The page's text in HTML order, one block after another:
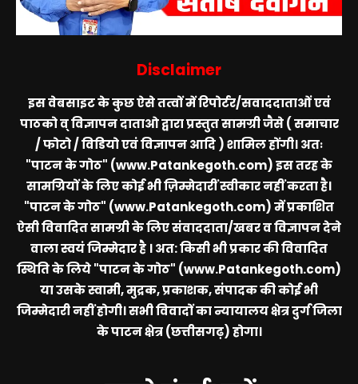
Disclaimer
इस वेबसाइट के कुछ ऐसे तत्वों में रिपोर्टर/सवाददाताओं एवं
पाठको व् विज्ञापन दाताओ द्वारा प्रस्तुत सामग्री जैसे ( समाचार
/ फोटो / विडियो एवं विज्ञापन आदि ) शामिल होंगी। अतः
"पाटन के गोठ" (www.Patankegoth.com)इस तरह के
सामग्रियों के लिए कोई भी ज़िम्मेदारीं स्वीकार नहीं करता है।
"पाटन के गोठ" (www.Patankegoth.com)में प्रकाशित
ऐसी विवादित सामग्री के लिए संवाददाता/खबर व विज्ञापन देने
वाला स्वयं जिम्मेदार है । अत: किसी भी प्रकार की विवादित
स्थिति के लिये"पाटन के गोठ" (www.Patankegoth.com)
या उसके स्वामी, मुद्रक, प्रकाशक, संपादक की कोई भी
जिम्मेदारी नहीं होगी। सभी विवादों का न्यायालय क्षेत्र दुर्ग जिला
के पाटन क्षेत्र (छत्तीसगढ़) होगा।